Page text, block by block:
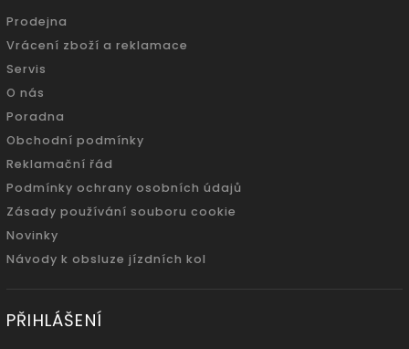
Prodejna
Vrácení zboží a reklamace
Servis
O nás
Poradna
Obchodní podmínky
Reklamační řád
Podmínky ochrany osobních údajů
Zásady používání souboru cookie
Novinky
Návody k obsluze jízdních kol
PŘIHLÁŠENÍ